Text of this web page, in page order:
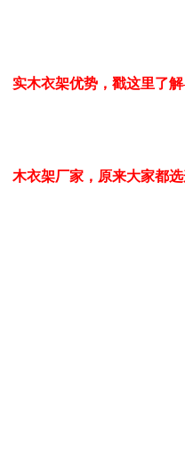
实木衣架优势，戳这里了
木衣架厂家，原来大家都